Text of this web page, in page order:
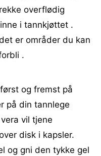
overflødig
i tannkjøttet .
er områder du kan
.
og fremst på
på din tannlege
vil tjene
disk i kapsler.
og gni den tykke gel